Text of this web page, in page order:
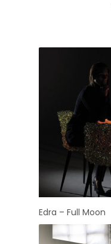
Edra – Full Moon